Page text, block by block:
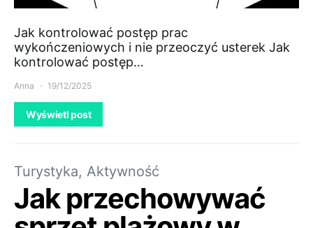
Jak kontrolować postęp prac
wykończeniowych i nie przeoczyć usterek Jak
kontrolować postęp…
Anna 19/12/2025
Wyświetl post
Turystyka, Aktywność
Jak przechowywać